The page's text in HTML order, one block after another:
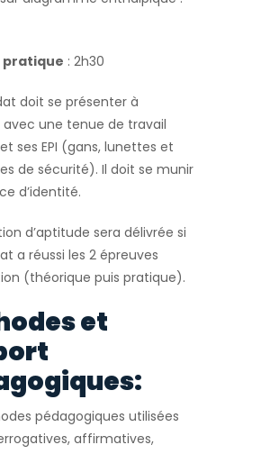
pratique : 2h30
doit se présenter à
avec une tenue de travail
ses EPI (gans, lunettes et
de sécurité). Il doit se munir
d’identité.
d’aptitude sera délivrée si
a réussi les 2 épreuves
(théorique puis pratique).
et
pédagogiques utilisées
affirmatives,